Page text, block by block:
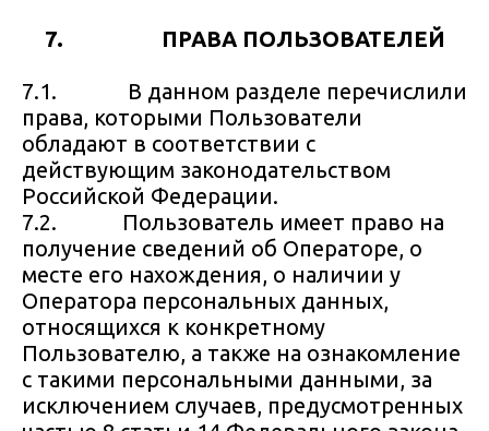
7. ПРАВА ПОЛЬЗОВАТЕЛЕЙ
7.1. В данном разделе перечислили
права, которыми Пользователи
обладают в соответствии с
действующим законодательством
Российской Федерации.
7.2. Пользователь имеет право на
получение сведений об Операторе, о
месте его нахождения, о наличии у
Оператора персональных данных,
относящихся к конкретному
Пользователю, а также на ознакомление
с такими персональными данными, за
исключением случаев, предусмотренных